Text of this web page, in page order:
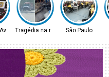
Tragédia na rodoviaSão Paulo